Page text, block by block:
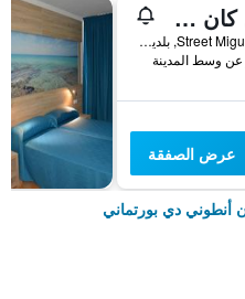
هوستل كان جورات
Street Miguel Angel, 1, بلدية سان أنطوني دي بورتماني, إيبيزا, أسبانيا
عرض الصفقة
أنطوني دي بورتماني